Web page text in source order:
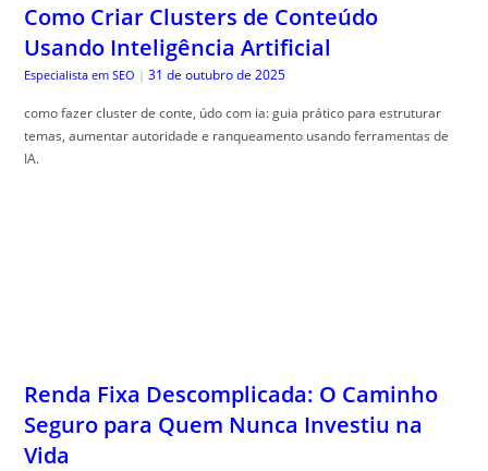
Como Criar Clusters de Conteúdo
Usando Inteligência Artificial
Especialista em SEO | 31 de outubro de 2025
como fazer cluster de conte, údo com ia: guia prático para estruturar
temas, aumentar autoridade e ranqueamento usando ferramentas de
IA.
Renda Fixa Descomplicada: O Caminho
Seguro para Quem Nunca Investiu na
Vida